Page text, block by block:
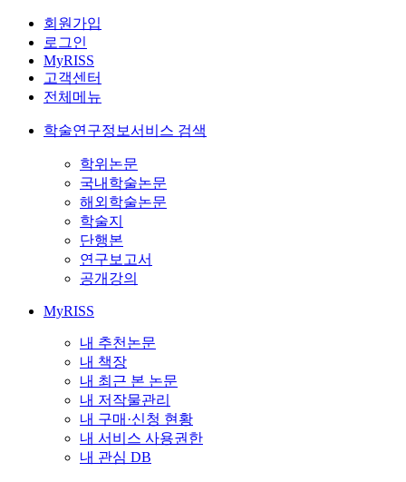
회원가입
로그인
MyRISS
고객센터
전체메뉴
학술연구정보서비스 검색
학위논문
국내학술논문
해외학술논문
학술지
단행본
연구보고서
공개강의
MyRISS
내 추천논문
내 책장
내 최근 본 논문
내 저작물관리
내 구매·신청 현황
내 서비스 사용권한
내 관심 DB